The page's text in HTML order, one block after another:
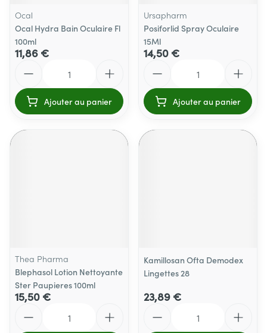
Ocal
Ocal Hydra Bain Oculaire Fl
100ml
11,86 €
Ajouter au panier
Ursapharm
Posiforlid Spray Oculaire
15Ml
14,50 €
Ajouter au panier
Thea Pharma
Blephasol Lotion Nettoyante
Ster Paupieres 100ml
15,50 €
Kamillosan Ofta Demodex
Lingettes 28
23,89 €